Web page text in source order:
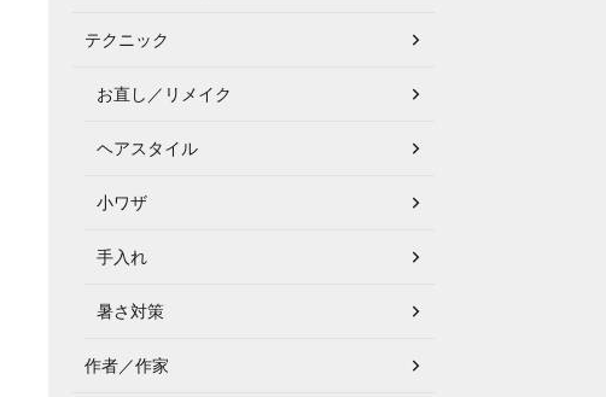
テクニック
お直し／リメイク
ヘアスタイル
小ワザ
手入れ
暑さ対策
作者／作家